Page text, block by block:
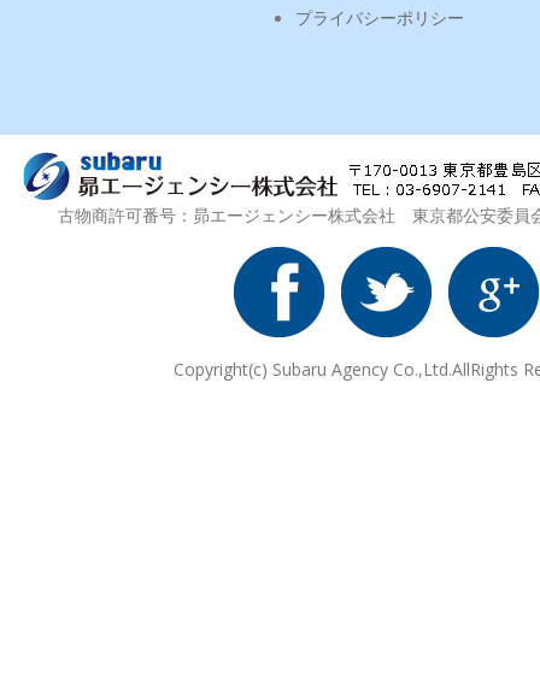
プライバシーポリシー
古物商許可番号：昴エージェンシー株式会社 東京都公安委
Copyright(c) Subaru Agency Co.,Ltd.AllRights